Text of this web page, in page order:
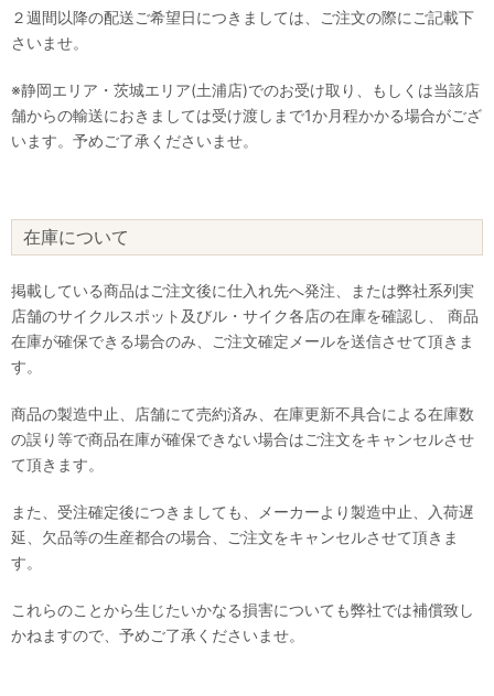
２週間以降の配送ご希望日につきましては、ご注文の際にご記載下
さいませ。
※静岡エリア・茨城エリア(土浦店)でのお受け取り、もしくは当該店
舗からの輸送におきましては受け渡しまで1か月程かかる場合がござ
います。予めご了承くださいませ。
在庫について
掲載している商品はご注文後に仕入れ先へ発注、または弊社系列実
店舗のサイクルスポット及びル・サイク各店の在庫を確認し、 商品
在庫が確保できる場合のみ、ご注文確定メールを送信させて頂きま
す。
商品の製造中止、店舗にて売約済み、在庫更新不具合による在庫数
の誤り等で商品在庫が確保できない場合はご注文をキャンセルさせ
て頂きます。
また、受注確定後につきましても、メーカーより製造中止、入荷遅
延、欠品等の生産都合の場合、ご注文をキャンセルさせて頂きま
す。
これらのことから生じたいかなる損害についても弊社では補償致し
かねますので、予めご了承くださいませ。